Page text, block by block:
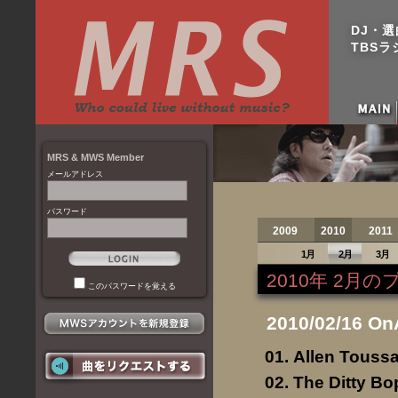
DJ・選
TBSラ
MRS & MWS Member
メールアドレス
パスワード
このパスワードを覚える
2009 2010 2011
1月 2月 3月
2010年 2月の
2010/02/16
Allen
The Ditty